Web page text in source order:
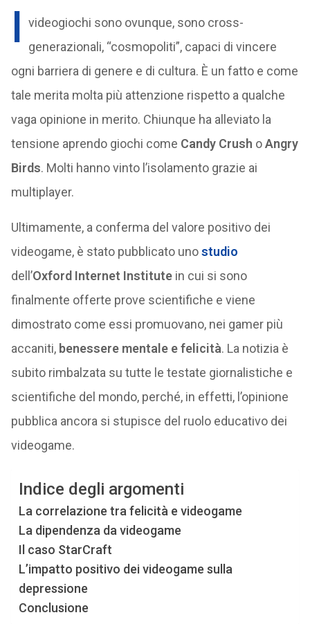
I videogiochi sono ovunque, sono cross-
generazionali, “cosmopoliti”, capaci di vincere
ogni barriera di genere e di cultura. È un fatto e come
tale merita molta più attenzione rispetto a qualche
vaga opinione in merito. Chiunque ha alleviato la
tensione aprendo giochi come Candy Crush oAngry
Birds. Molti hanno vinto l’isolamento grazie ai
multiplayer.
Ultimamente, a conferma del valore positivo dei
videogame, è stato pubblicato unostudio
dell’Oxford Internet Institutein cui si sono
finalmente offerte prove scientifiche e viene
dimostrato come essi promuovano, nei gamer più
accaniti, benessere mentale e felicità. La notizia è
subito rimbalzata su tutte le testate giornalistiche e
scientifiche del mondo, perché, in effetti, l’opinione
pubblica ancora si stupisce del ruolo educativo dei
videogame.
Indice degli argomenti
La correlazione tra felicità e videogame
La dipendenza da videogame
Il caso StarCraft
L’impatto positivo dei videogame sulla
depressione
Conclusione